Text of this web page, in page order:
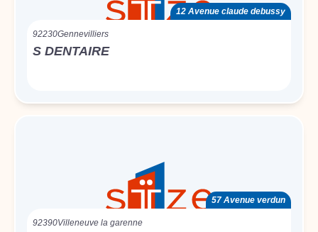
12 Avenue claude debussy
92230Gennevilliers
S DENTAIRE
57 Avenue verdun
92390Villeneuve la garenne